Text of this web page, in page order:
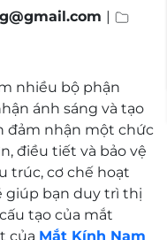
|
nhiều bộ phận
ánh sáng và tạo
đảm nhận một chức
điều tiết và bảo vệ
trúc, cơ chế hoạt
giúp bạn duy trì thị
tạo của mắt
của Mắt Kính Nam